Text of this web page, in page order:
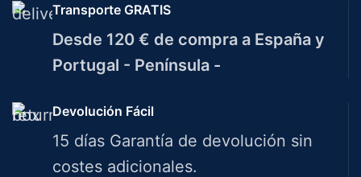
Transporte GRATIS
Desde 120 € de compra a España y
Portugal - Península -
Devolución Fácil
15 días Garantía de devolución sin
costes adicionales.